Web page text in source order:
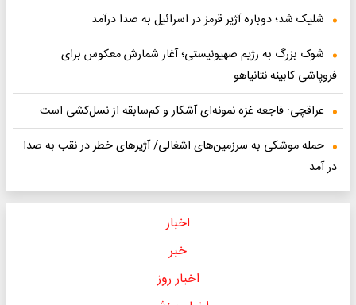
شلیک شد؛ دوباره آژیر قرمز در اسرائیل به صدا درآمد
شوک بزرگ به رژیم صهیونیستی؛ آغاز شمارش معکوس برای
فروپاشی کابینه نتانیاهو
عراقچی: فاجعه غزه نمونه‌ای آشکار و کم‌سابقه از نسل‌کشی است
حمله موشکی به سرزمین‌های اشغالی/ آژیرهای خطر در نقب به صدا
در آمد
اخبار
خبر
اخبار روز